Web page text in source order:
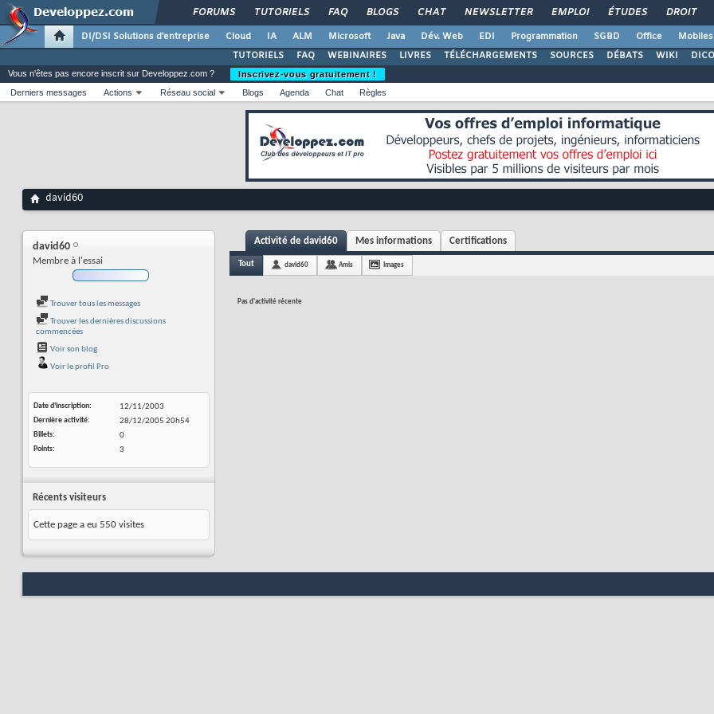
FORUMS TUTORIELS FAQ BLOGS CHAT NEWSLETTER EMPLOI ÉTUDES DROIT
DI/DSI Solutions d'entreprise Cloud IA ALM Microsoft Java Dév. Web EDI Programmation SGBD Office Mobiles
TUTORIELS
FAQ WEBINAIRES LIVRES TÉLÉCHARGEMENTS SOURCES DÉBATS WIKI DICO
Vous n'êtes pas encore inscrit sur Developpez.com ?
Inscrivez-vous gratuitement !
Derniers messages
Actions Réseau social Blogs Agenda Chat Règles
david60
david60
Membre à l'essai
Trouver tous les messages
Trouver les dernières discussions
commencées
Voir son blog
Voir le profil Pro
Date d'inscription
12/11/2003
Dernière activité
28/12/2005 20h54
Billets
0
Points
3
Récents visiteurs
Cette page a eu 550 visites
Activité de david60 Mes informations Certifications
Tout david60 Amis Images
Pas d'activité récente